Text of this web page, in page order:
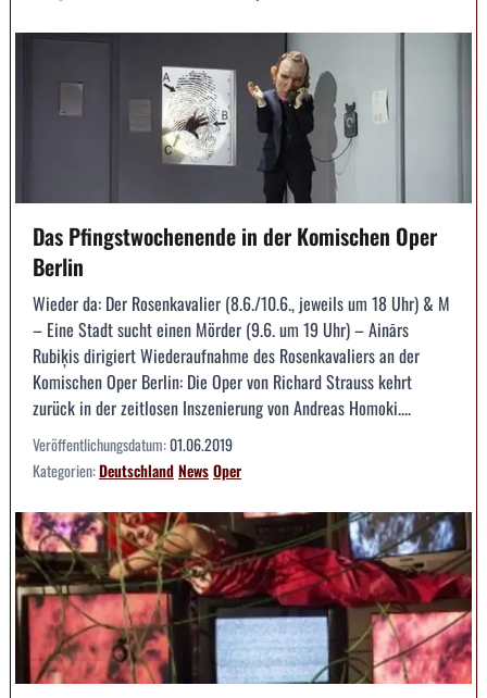
Das Pfingstwochenende in der Komischen Oper
Berlin
Wieder da: Der Rosenkavalier (8.6./10.6., jeweils um 18 Uhr) & M
– Eine Stadt sucht einen Mörder (9.6. um 19 Uhr) – Ainārs
Rubiķis dirigiert Wiederaufnahme des Rosenkavaliers an der
Komischen Oper Berlin: Die Oper von Richard Strauss kehrt
zurück in der zeitlosen Inszenierung von Andreas Homoki....
Veröffentlichungsdatum:01.06.2019
Kategorien:DeutschlandNewsOper